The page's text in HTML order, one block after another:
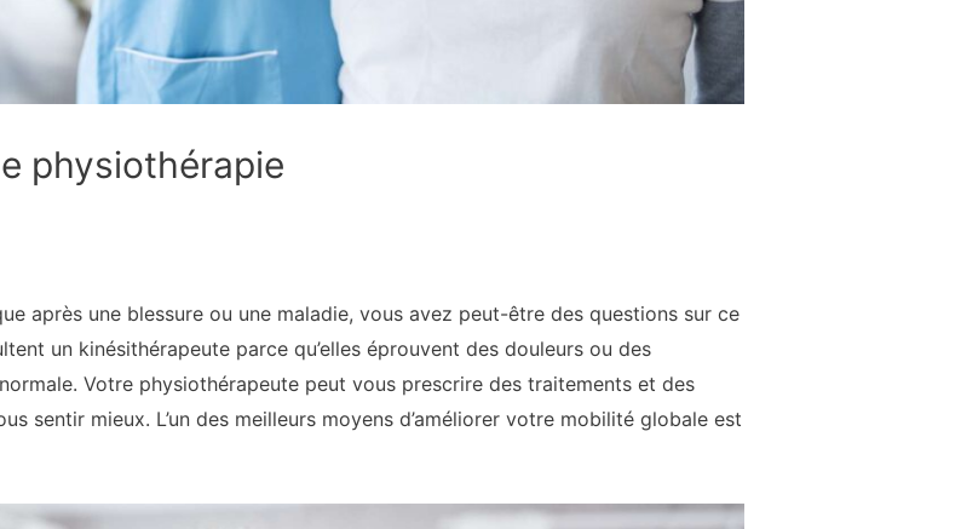
physiothérapie
après une blessure ou une maladie, vous avez peut-être des questions sur ce
un kinésithérapeute parce qu’elles éprouvent des douleurs ou des
Votre physiothérapeute peut vous prescrire des traitements et des
sentir mieux. L’un des meilleurs moyens d’améliorer votre mobilité globale est